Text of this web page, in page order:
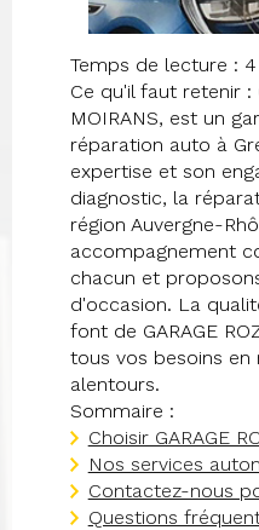
Temps de lecture :
Ce qu'il faut retenir :
MOIRANS, est un
réparation auto à
expertise et son
diagnostic, la
région Auvergne-
accompagnement
chacun et
d'occasion. La
font de GARAGE
tous vos besoins
alentours.
Sommaire :
Choisir GARAGE
Nos services
Contactez-nous
Questions